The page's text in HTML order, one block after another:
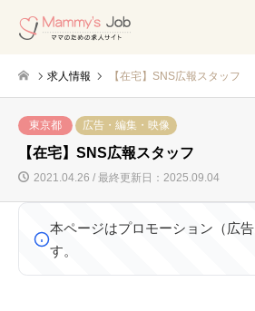
求人情報 【在宅】SNS広報スタッフ
東京都 広告・編集・映像
【在宅】SNS広報スタッフ
2021.04.26 / 最終更新日：2025.09.04
本ページはプロモーション（広
す。